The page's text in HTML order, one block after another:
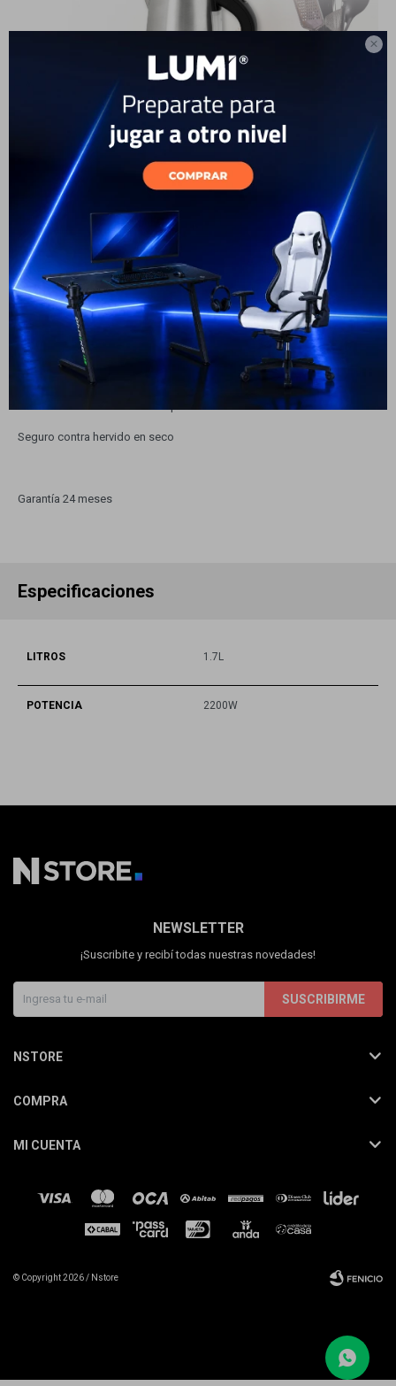

DESCRIPCIÓN DEL PRODUCTO
Capacidad 1.7L
Potencia 1850-2200W
Control digital con 6 niveles de temperatura
Acero Inoxidable
Base con giro de 360°
Función Keep Warm: mantiene la temperatura durante media hora
Función de memoria
Seguro contra hervido en seco
Garantía 24 meses
Especificaciones
LITROS 1.7L
POTENCIA 2200W
NEWSLETTER
¡Suscribite y recibí todas nuestras novedades!
SUSCRIBIRME
NSTORE
COMPRA
MI CUENTA
© Copyright 2026 / Nstore